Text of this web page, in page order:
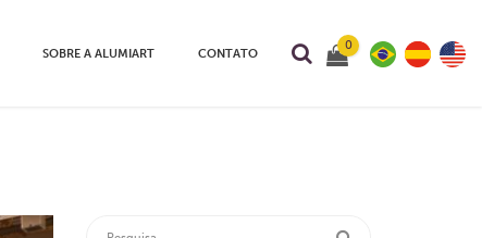
SOBRE A ALUMIART CONTATO
0